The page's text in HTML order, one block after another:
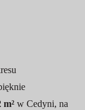
m² w Cedyni, na